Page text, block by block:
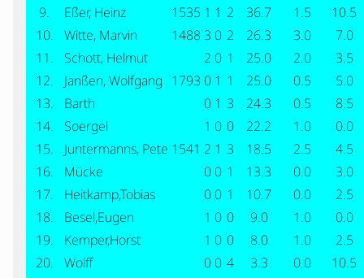
9.
Eßer, Heinz 1535 1 1 2 36.7 1.5
10.5
10.
Witte, Marvin 1488 3 0 2 26.3 3.0
7.0
11.
Schott, Helmut 2 0 1 25.0 2.0
3.5
12.
Janßen, Wolfgang 1793 0 1 1 25.0 0.5
5.0
13.
Barth 0 1 3 24.3 0.5
8.5
14.
Soergel 1 0 0 22.2 1.0
0.0
15.
Juntermanns, Pete 1541 2 1 3 18.5 2.5
4.5
16.
Mücke 0 0 1 13.3 0.0
3.0
17.
Heitkamp,Tobias 0 0 1 10.7 0.0
2.5
18.
Besel,Eugen 1 0 0 9.0 1.0
0.0
19.
Kemper,Horst 1 0 0 8.0 1.0
2.5
20.
Wolff 0 0 4 3.3 0.0
10.5